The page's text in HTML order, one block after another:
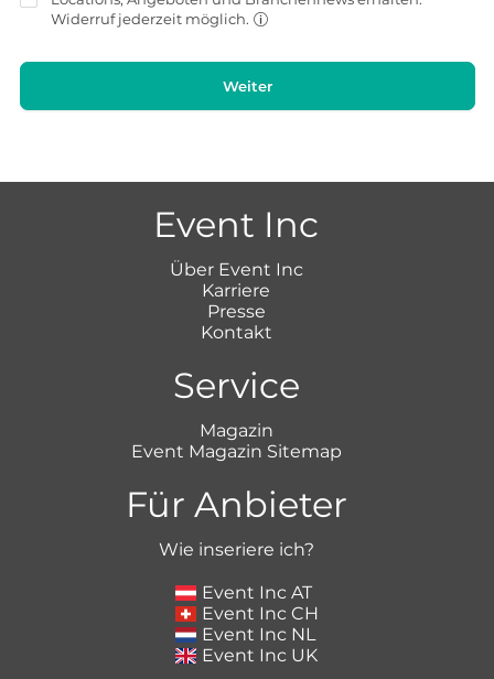
Widerruf jederzeit möglich.
Weiter
Event Inc
Über Event Inc
Karriere
Presse
Kontakt
Service
Magazin
Event Magazin Sitemap
Für Anbieter
Wie inseriere ich?
Event Inc AT
Event Inc CH
Event Inc NL
Event Inc UK